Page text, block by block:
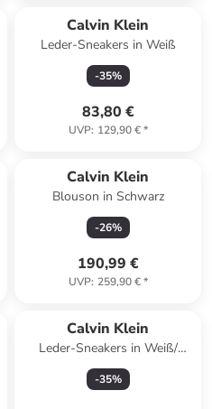
Calvin Klein
Leder-Sneakers in Weiß
-35%
83,80 €
UVP: 129,90 €*
Calvin Klein
Blouson in Schwarz
-26%
190,99 €
UVP: 259,90 €*
Calvin Klein
Leder-Sneakers in Weiß/
Beige/ Grau
-35%